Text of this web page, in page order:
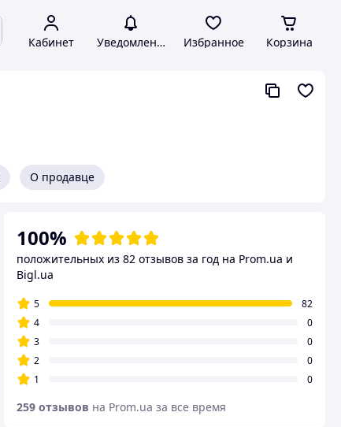
Кабинет Уведомления Избранное Корзина
О продавце
100%
положительных из 82 отзывов за год на Prom.ua и
Bigl.ua
5
82
4
0
3
0
2
0
1
0
259 отзывов на Prom.ua за все время